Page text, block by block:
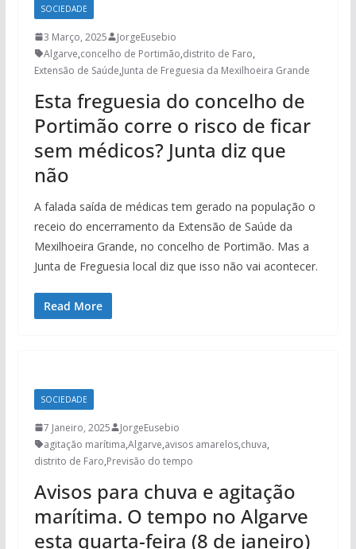
SOCIEDADE
3 Março, 2025
JorgeEusebio
Algarve,concelho de Portimão,distrito de Faro,
Extensão de Saúde,Junta de Freguesia da Mexilhoeira Grande
Esta freguesia do concelho de
Portimão corre o risco de ficar
sem médicos? Junta diz que
não
A falada saída de médicas tem gerado na população o
receio do encerramento da Extensão de Saúde da
Mexilhoeira Grande, no concelho de Portimão. Mas a
Junta de Freguesia local diz que isso não vai acontecer.
Read More
SOCIEDADE
7 Janeiro, 2025
JorgeEusebio
agitação marítima,Algarve,avisos amarelos,chuva,
distrito de Faro,Previsão do tempo
Avisos para chuva e agitação
marítima. O tempo no Algarve
esta quarta-feira (8 de janeiro)